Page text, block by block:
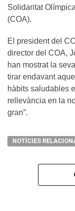
Solidaritat
(COA).
El president del
director del COA,
han mostrat la
tirar endavant
hàbits saludables
rellevància en la
gran”.
NOTÍCIES